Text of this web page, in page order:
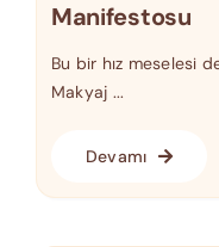
Manifestosu
Bu bir hız meselesi
Makyaj ...
Devamı